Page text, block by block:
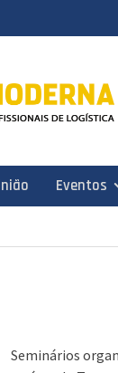
Eventos
Seminários